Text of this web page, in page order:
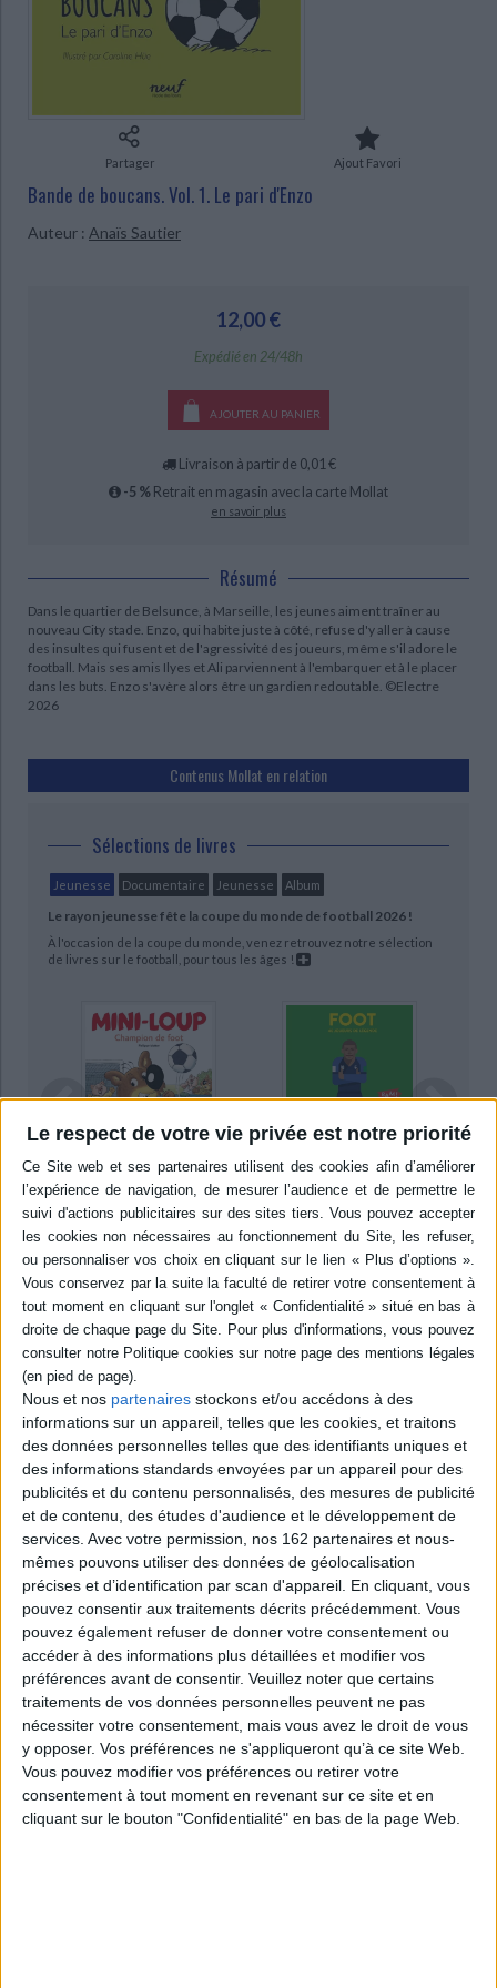
Le respect de votre vie privée est notre priorité
Nous et nos partenaires stockons et/ou accédons à des
informations sur un appareil, telles que les cookies, et traitons
des données personnelles telles que des identifiants uniques et
des informations standards envoyées par un appareil pour des
publicités et du contenu personnalisés, des mesures de publicité
et de contenu, des études d'audience et le développement de
services. Avec votre permission, nos 162 partenaires et nous-
mêmes pouvons utiliser des données de géolocalisation
précises et d’identification par scan d'appareil. En cliquant, vous
pouvez consentir aux traitements décrits précédemment. Vous
pouvez également refuser de donner votre consentement ou
accéder à des informations plus détaillées et modifier vos
préférences avant de consentir. Veuillez noter que certains
traitements de vos données personnelles peuvent ne pas
nécessiter votre consentement, mais vous avez le droit de vous
y opposer. Vos préférences ne s'appliqueront qu’à ce site Web.
Vous pouvez modifier vos préférences ou retirer votre
consentement à tout moment en revenant sur ce site et en
cliquant sur le bouton "Confidentialité" en bas de la page Web.
Bibliothèque de la Pléiade
Littérature en version originale Humour
Ecologie - Environnement
Histoire de France
Histoire - Généralités
Histoire ancienne Géographie
Culture scientifique
Danse
Partager Ajout Favori
Bande de boucans. Vol. 1. Le pari d'Enzo
Auteur : Anaïs Sautier
12,00 €
Expédié en 24/48h
AJOUTER AU PANIER
Livraison à partir de 0,01 €
-5 % Retrait en magasin avec la carte Mollat
en savoir plus
Résumé
Dans le quartier de Belsunce, à Marseille, les jeunes aiment traîner au
nouveau City stade. Enzo, qui habite juste à côté, refuse d'y aller à cause
des insultes qui fusent et de l'agressivité des joueurs, même s'il adore le
football. Mais ses amis Ilyes et Ali parviennent à l'embarquer et à le placer
dans les buts. Enzo s'avère alors être un gardien redoutable. ©Electre
2026
Contenus Mollat en relation
Sélections de livres
Jeunesse Documentaire Jeunesse Album
Le rayon jeunesse fête la coupe du monde de football 2026 !
À l'occasion de la coupe du monde, venez retrouvez notre sélection
de livres sur le football, pour tous les âges !
Mini-Loup champion
de foot
Auteur :
Philippe Matter
Éditeur :Hachette
Jeunesse
6,95 €
Foot : 40 joueurs de
légende
Auteur :Jean-Michel
Billioud
Éditeur :Gallimard-
Jeunesse
12,90 €
Le
Sélections de livres
Jeunesse Concours Album Ecoledesloisirs
On a tous un livre souvenir chez l'École des loisirs !
Venez participer à notre jeu concours et tentez de gagner une
conteuse Max ! Le tirage au sort sera effectué le 13 mai 2024 !